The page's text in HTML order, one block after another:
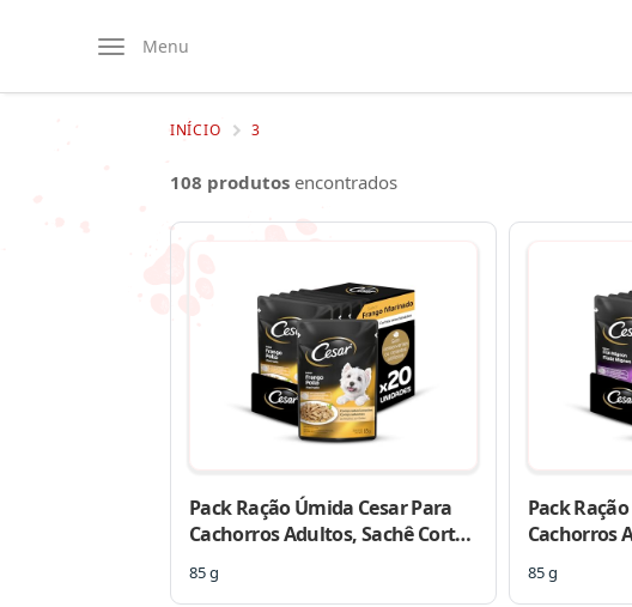
Menu
INÍCIO 3
108 produtos encontrados
Pack Ração Úmida Cesar Para
Cachorros Adultos, Sachê Cortes
ao Molho, 85g – 20 unidades
85 g
Pack
Cachorros
20 unidades
85 g